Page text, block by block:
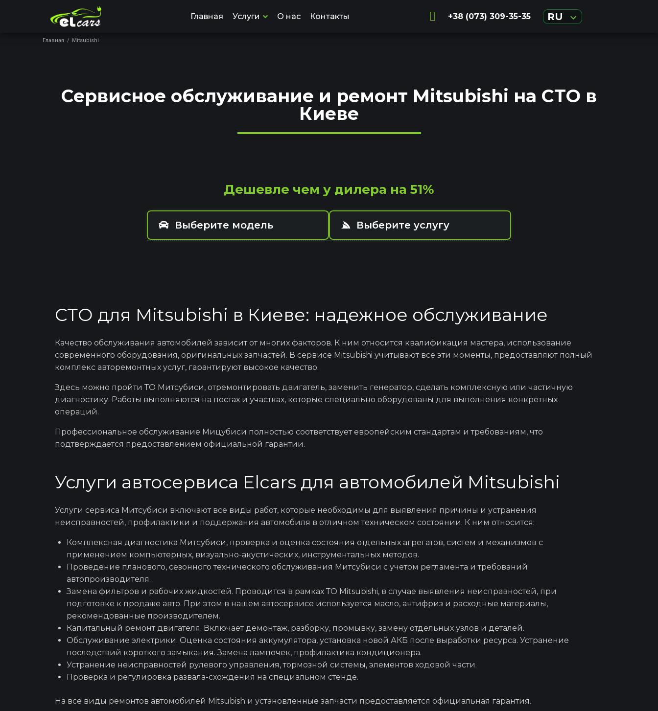
Главная Услуги О нас Контакты +38 (073) 309-35-35 RU
Главная / Mitsubishi
Сервисное обслуживание и ремонт Mitsubishi на СТО в
Киеве
Дешевле чем у дилера на 51%
Выберите модель
Mitsubishi Grandis
Mitsubishi Lancer
Выберите услугу
Капитальный ремонт двигателя
безопасности SRS Airbag
Замена подшипника ступицы
Ремонт ГБЦ
Ремонт ЭБУ
СТО для Mitsubishi в Киеве: надежное обслуживание
Качество обслуживания автомобилей зависит от многих факторов. К ним относится квалификация мастера, использование
современного оборудования, оригинальных запчастей. В сервисе Mitsubishi учитывают все эти моменты, предоставляют полный
комплекс авторемонтных услуг, гарантируют высокое качество.
Здесь можно пройти ТО Митсубиси, отремонтировать двигатель, заменить генератор, сделать комплексную или частичную
диагностику. Работы выполняются на постах и участках, которые специально оборудованы для выполнения конкретных
операций.
Профессиональное обслуживание Мицубиси полностью соответствует европейским стандартам и требованиям, что
подтверждается предоставлением официальной гарантии.
Услуги автосервиса Elcars для автомобилей Mitsubishi
Услуги сервиса Митсубиси включают все виды работ, которые необходимы для выявления причины и устранения
неисправностей, профилактики и поддержания автомобиля в отличном техническом состоянии. К ним относится:
Комплексная диагностика Митсубиси, проверка и оценка состояния отдельных агрегатов, систем и механизмов с
применением компьютерных, визуально-акустических, инструментальных методов.
Проведение планового, сезонного технического обслуживания Митсубиси с учетом регламента и требований
автопроизводителя.
Замена фильтров и рабочих жидкостей. Проводится в рамках ТО Mitsubishi, в случае выявления неисправностей, при
подготовке к продаже авто. При этом в нашем автосервисе используется масло, антифриз и расходные материалы,
рекомендованные производителем.
Капитальный ремонтдвигателя. Включает демонтаж, разборку, промывку, замену отдельных узлов и деталей.
Обслуживание электрики. Оценка состояния аккумулятора, установка новой АКБ после выработки ресурса. Устранение
последствий короткого замыкания. Замена лампочек, профилактика кондиционера.
Устранение неисправностей рулевого управления, тормозной системы, элементов ходовой части.
Проверка и регулировка развала-схождения на специальном стенде.
На все виды ремонтов автомобилей Mitsubish и установленные запчасти предоставляется официальная гарантия.